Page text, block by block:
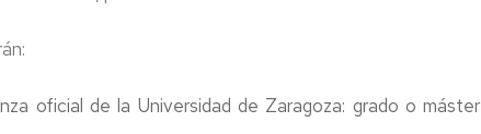
oficial de la Universidad de Zaragoza: grado o máster